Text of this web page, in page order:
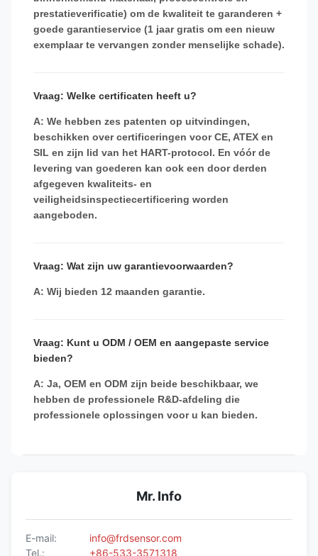
prestatieverificatie) om de kwaliteit te garanderen +
goede garantieservice (1 jaar gratis om een ​​nieuw
exemplaar te vervangen zonder menselijke schade).
Vraag: Welke certificaten heeft u?
A: We hebben zes patenten op uitvindingen,
beschikken over certificeringen voor CE, ATEX en
SIL en zijn lid van het HART-protocol. En vóór de
levering van goederen kan ook een door derden
afgegeven kwaliteits- en
veiligheidsinspectiecertificering worden
aangeboden.
Vraag: Wat zijn uw garantievoorwaarden?
A: Wij bieden 12 maanden garantie.
Vraag: Kunt u ODM / OEM en aangepaste service
bieden?
A: Ja, OEM en ODM zijn beide beschikbaar, we
hebben de professionele R&D-afdeling die
professionele oplossingen voor u kan bieden.
Mr. Info
E-mail:
info@frdsensor.com
Tel.:
+86-533-3571318